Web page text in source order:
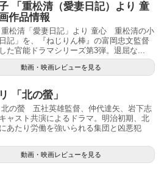
「重松清（愛妻日記）より 童
作品情報
重松清「愛妻日記」より 童心 重松清の小
記」を、『ねじりん棒』の富岡忠文監督
た官能ドラマシリーズ第3弾。退屈な...
動画・映画レビューを見る
「北の螢」
北の螢 五社英雄監督、仲代達矢、岩下志
ャスト共演によるドラマ。明治初期、北
あたり労働を強いられる集団と凶悪犯
動画・映画レビューを見る